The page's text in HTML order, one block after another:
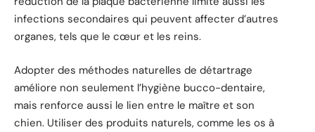
infections secondaires qui peuvent affecter d’autres
organes, tels que le cœur et les reins.
Adopter des méthodes naturelles de détartrage
améliore non seulement l’hygiène bucco-dentaire,
mais renforce aussi le lien entre le maître et son
chien. Utiliser des produits naturels, comme les os à